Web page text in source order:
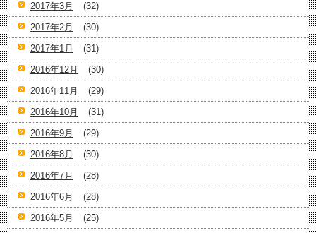
2017年3月
(32)
2017年2月
(30)
2017年1月
(31)
2016年12月
(30)
2016年11月
(29)
2016年10月
(31)
2016年9月
(29)
2016年8月
(30)
2016年7月
(28)
2016年6月
(28)
2016年5月
(25)